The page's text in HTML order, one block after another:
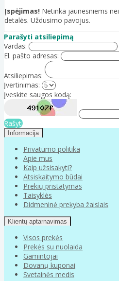
Įspėjimas! Netinka jaunesniems
detalės. Uždusimo pavojus.
Parašyti atsiliepimą
Vardas:
El. pašto adresas:
Atsiliepimas:
Įvertinimas:
Įveskite saugos kodą:
Rašyti
Informacija
Privatumo politika
Apie mus
Kaip užsisakyti?
Atsiskaitymo būdai
Prekių pristatymas
Taisyklės
Didmeninė prekyba žaislais
Klientų aptarnavimas
Visos prekės
Prekės su nuolaida
Gamintojai
Dovanų kuponai
Svetainės medis